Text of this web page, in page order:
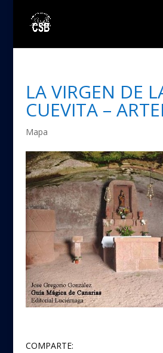
LA VIRGEN DE
CUEVITA –
Mapa
COMPARTE: